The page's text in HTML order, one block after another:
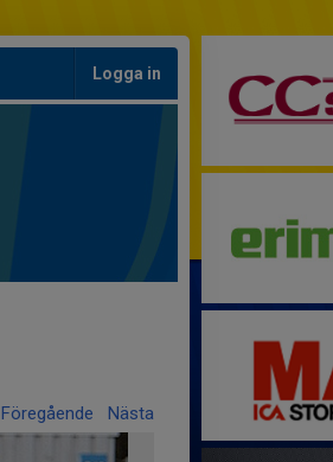
Logga in
Föregående Nästa